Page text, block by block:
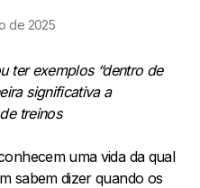
de 2025
ter exemplos “dentro de
significativa a
treinos
uma vida da qual
sabem dizer quando os